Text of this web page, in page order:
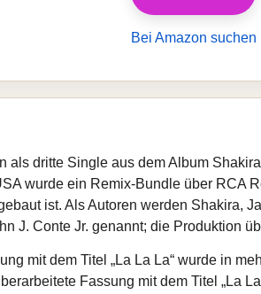
Bei Amazon
als dritte Single aus dem Album
wurde ein Remix-Bundle über RCA
ist. Als Autoren werden Shakira,
J. Conte Jr. genannt; die Produktion
mit dem Titel „La La La“ wurde in
Fassung mit dem Titel „La